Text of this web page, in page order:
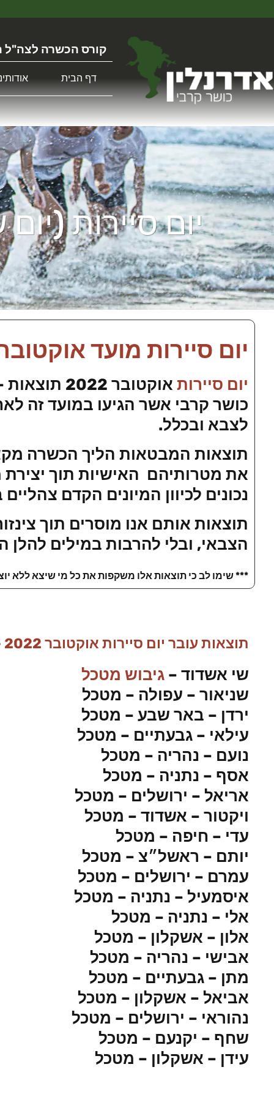
קורס הכשרה לצה"ל
דף הבית
יום סיירות
יום סיירות מועד אוקטובר 2021
יום סיירות
אוקטובר
כושר קרבי אשר הגיעו במועד זה
לצבא ובכלל.
תוצאות המבטאות הליך הכשרה
את מטרותיהם האישיות תוך
נכונים לכיוון המיונים הקדם
תוצאות אותם אנו מוסרים תוך
הצבאי, ובלי להרבות במילים להלן
*** שימו לב כי תוצאות אלו משקפות את כל מי שיצא ללא
תוצאות עובר יום סיירות אוקטובר 2022 – גיבוש מטכל
שי אשדוד – גיבוש מטכל
שניאור – עפולה – מטכל
ירדן – באר שבע – מטכל
עילאי – גבעתיים – מטכל
נועם – נהריה – מטכל
אסף – נתניה – מטכל
אריאל – ירושלים – מטכל
ויקטור – אשדוד – מטכל
עדי – חיפה – מטכל
יותם – ראשל״צ – מטכל
עמרם – ירושלים – מטכל
איסמעיל – נתניה – מטכל
אלי – נתניה – מטכל
אלון – אשקלון – מטכל
אבישי – נהריה – מטכל
מתן – גבעתיים – מטכל
אביאל – אשקלון – מטכל
נהוראי – ירושלים – מטכל
שחף – יקנעם – מטכל
עידן – אשקלון – מטכל